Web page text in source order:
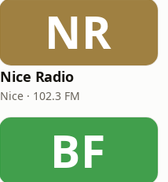
NR
Nice Radio
Nice · 102.3 FM
BF